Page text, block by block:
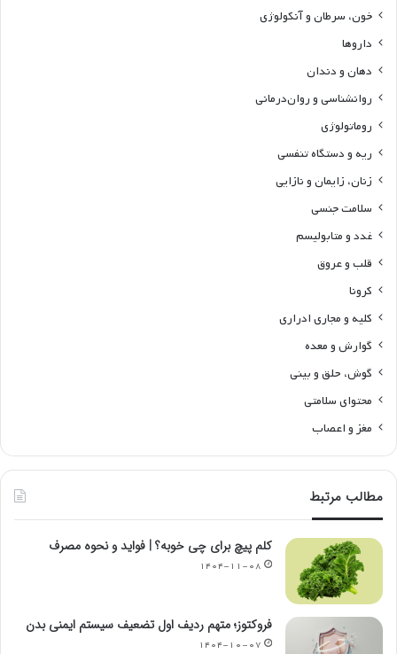
خون، سرطان و آنکولوژی
داروها
دهان و دندان
روانشناسی و روان‌درمانی
روماتولوژی
ریه و دستگاه تنفسی
زنان، زایمان و نازایی
سلامت جنسی
غدد و متابولیسم
قلب و عروق
کرونا
کلیه و مجاری ادراری
گوارش و معده
گوش، حلق و بینی
محتوای سلامتی
مغز و اعصاب
مطالب مرتبط
کلم پیچ برای چی خوبه؟ | فواید و نحوه مصرف
۱۴۰۴-۱۱-۰۸
فروکتوز؛ متهم ردیف اول تضعیف سیستم ایمنی بدن
۱۴۰۴-۱۰-۰۷